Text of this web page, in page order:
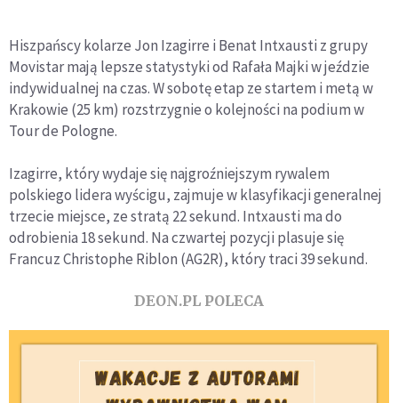
Hiszpańscy kolarze Jon Izagirre i Benat Intxausti z grupy
Movistar mają lepsze statystyki od Rafała Majki w jeździe
indywidualnej na czas. W sobotę etap ze startem i metą w
Krakowie (25 km) rozstrzygnie o kolejności na podium w
Tour de Pologne.
Izagirre, który wydaje się najgroźniejszym rywalem
polskiego lidera wyścigu, zajmuje w klasyfikacji generalnej
trzecie miejsce, ze stratą 22 sekund. Intxausti ma do
odrobienia 18 sekund. Na czwartej pozycji plasuje się
Francuz Christophe Riblon (AG2R), który traci 39 sekund.
DEON.PL POLECA